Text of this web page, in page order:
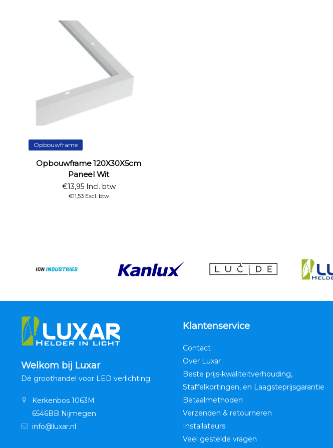
Opbouwframe
Opbouwframe 120X30X5cm
Paneel Wit
€13,95 Incl. btw
€11,53 Excl. btw
Welkom bij Luxar
Dé groothandel voor LED verlichting
Kerkenbos 1063M
6546BB Nijmegen
info@luxar.nl
Klantenservice
Contact
Over Luxar
Beste prijs-kwaliteitverhouding,
Staffelkortingen, en Laagsteprijsgarantie
Betaalmethoden
Verzenden & retourneren
Installateurs
Veel gestelde vragen